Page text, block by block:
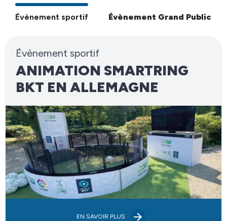
Évènement sportif Évènement Grand Public
Évènement sportif
ANIMATION SMARTRING
BKT EN ALLEMAGNE
EN SAVOIR PLUS